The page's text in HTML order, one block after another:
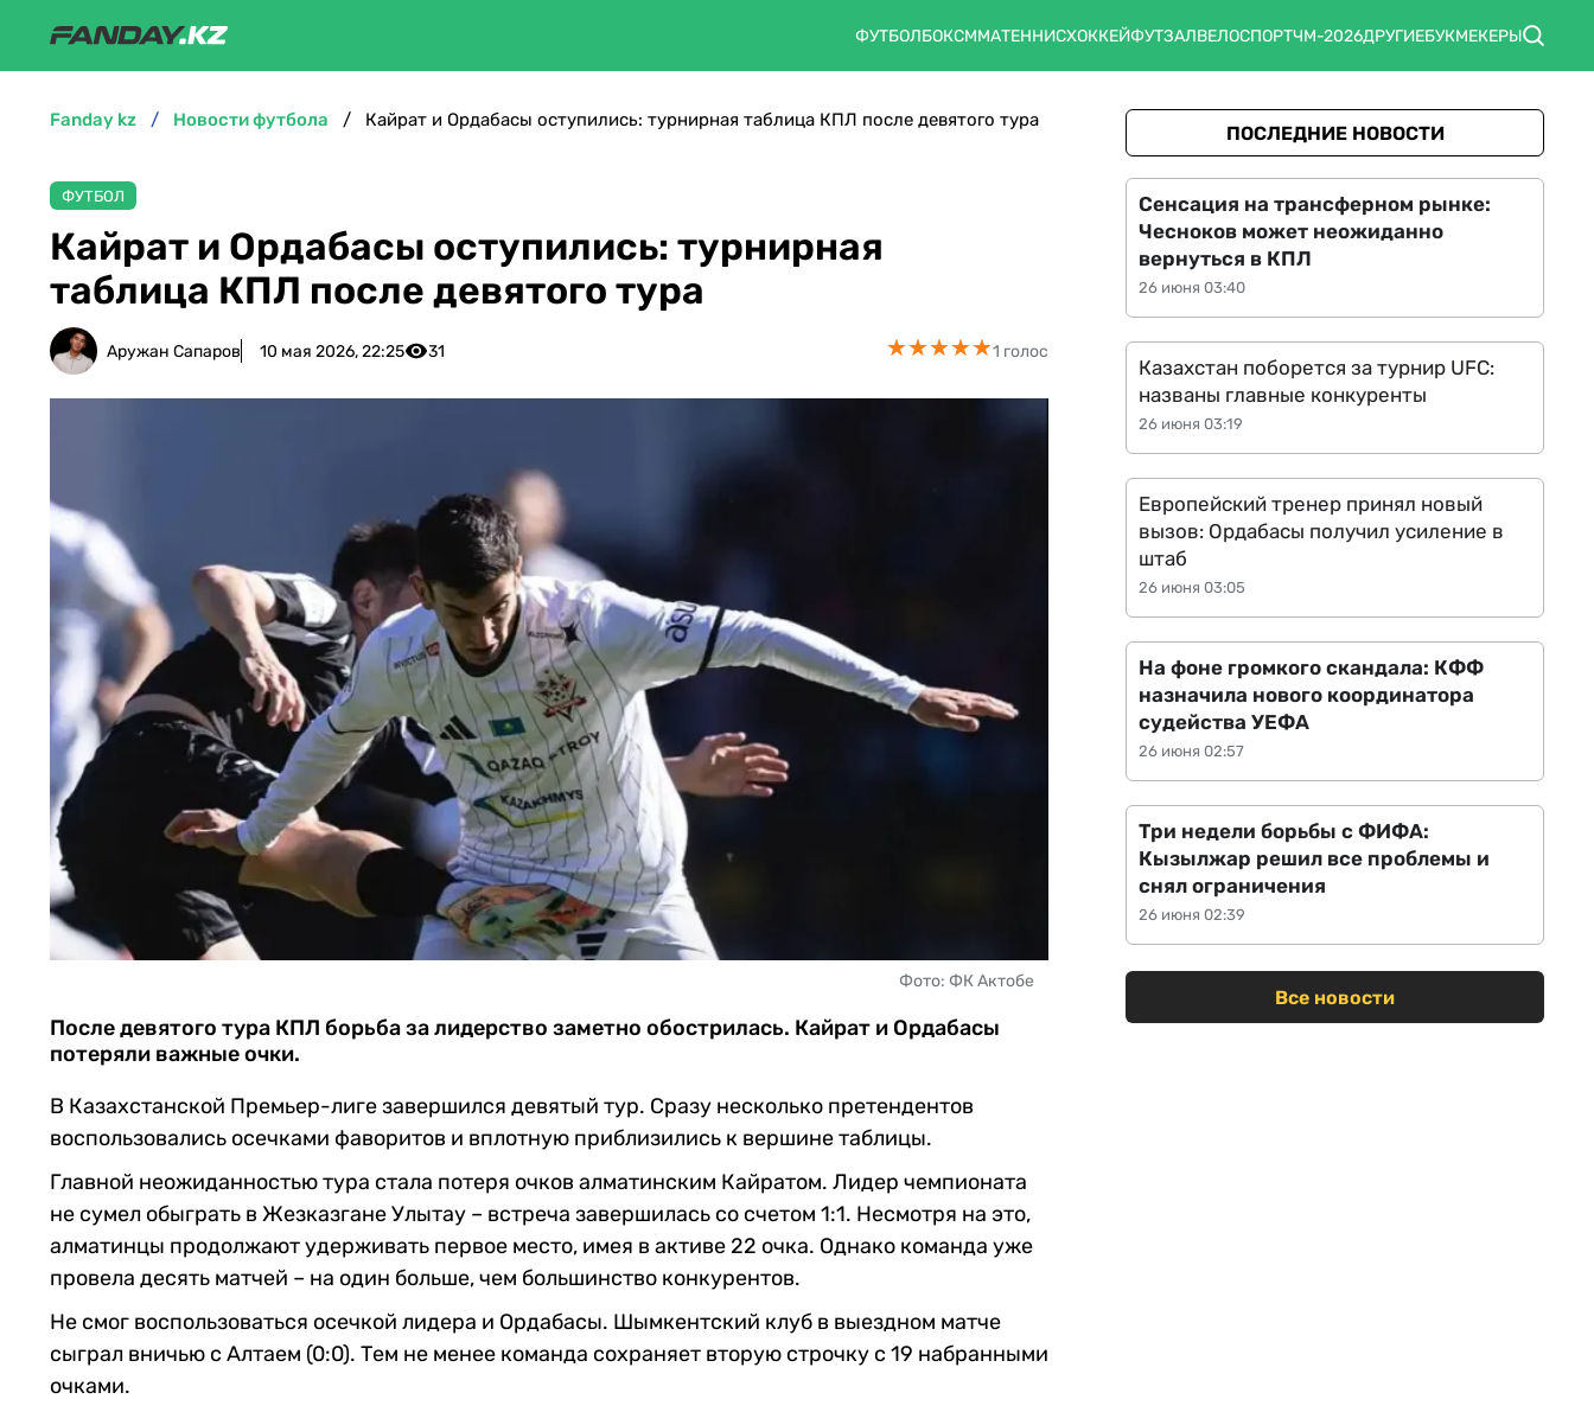
ФУТБОЛБОКСММАТЕННИСХОККЕЙФУТЗАЛВЕЛОСПОРТЧМ-2026ДРУГИЕБУКМЕКЕРЫ
fanday kz новости футбола Кайрат и Ордабасы оступились: турнирная таблица КПЛ после девятого тура
ФУТБОЛ
Кайрат и Ордабасы оступились: турнирная
таблица КПЛ после девятого тура
Аружан Сапаров 10 мая 2026, 22:25 31 ★★★★★
★★★★★1 голос
Фото: ФК Актобе
После девятого тура КПЛ борьба за лидерство заметно обострилась. Кайрат и Ордабасы
потеряли важные очки.
В Казахстанской Премьер-лиге завершился девятый тур. Сразу несколько претендентов
воспользовались осечками фаворитов и вплотную приблизились к вершине таблицы.
Главной неожиданностью тура стала потеря очков алматинским Кайратом. Лидер чемпионата
не сумел обыграть в Жезказгане Улытау – встреча завершилась со счетом 1:1. Несмотря на это,
алматинцы продолжают удерживать первое место, имея в активе 22 очка. Однако команда уже
провела десять матчей – на один больше, чем большинство конкурентов.
Не смог воспользоваться осечкой лидера и Ордабасы. Шымкентский клуб в выездном матче
сыграл вничью с Алтаем (0:0). Тем не менее команда сохраняет вторую строчку с 19 набранными
очками.
ПОСЛЕДНИЕ НОВОСТИ
26 июня 03:40
Сенсация на трансферном рынке:
Чесноков может неожиданно
вернуться в КПЛ
26 июня 03:19
Казахстан поборется за турнир UFC:
названы главные конкуренты
26 июня 03:05
Европейский тренер принял новый
вызов: Ордабасы получил усиление в
штаб
26 июня 02:57
На фоне громкого скандала: КФФ
назначила нового координатора
судейства УЕФА
26 июня 02:39
Три недели борьбы с ФИФА:
Кызылжар решил все проблемы и
снял ограничения
Все новости